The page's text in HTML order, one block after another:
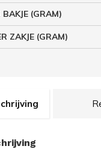
(GRAM)
ZAKJE (GRAM)